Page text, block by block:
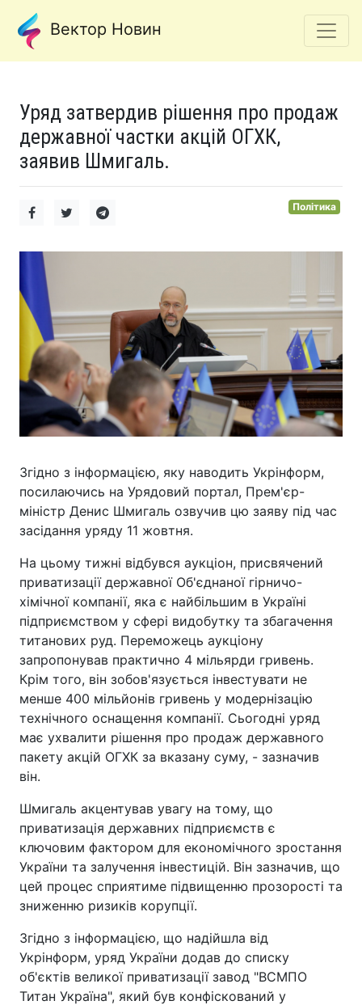
Вектор Новин
Уряд затвердив рішення про продаж
державної частки акцій ОГХК,
заявив Шмигаль.
Політика
Згідно з інформацією, яку наводить Укрінформ,
посилаючись на Урядовий портал, Прем'єр-
міністр Денис Шмигаль озвучив цю заяву під час
засідання уряду 11 жовтня.
На цьому тижні відбувся аукціон, присвячений
приватизації державної Об'єднаної гірничо-
хімічної компанії, яка є найбільшим в Україні
підприємством у сфері видобутку та збагачення
титанових руд. Переможець аукціону
запропонував практично 4 мільярди гривень.
Крім того, він зобов'язується інвестувати не
менше 400 мільйонів гривень у модернізацію
технічного оснащення компанії. Сьогодні уряд
має ухвалити рішення про продаж державного
пакету акцій ОГХК за вказану суму, - зазначив
він.
Шмигаль акцентував увагу на тому, що
приватизація державних підприємств є
ключовим фактором для економічного зростання
України та залучення інвестицій. Він зазначив, що
цей процес сприятиме підвищенню прозорості та
зниженню ризиків корупції.
Згідно з інформацією, що надійшла від
Укрінформ, уряд України додав до списку
об'єктів великої приватизації завод "ВСМПО
Титан Україна", який був конфіскований у